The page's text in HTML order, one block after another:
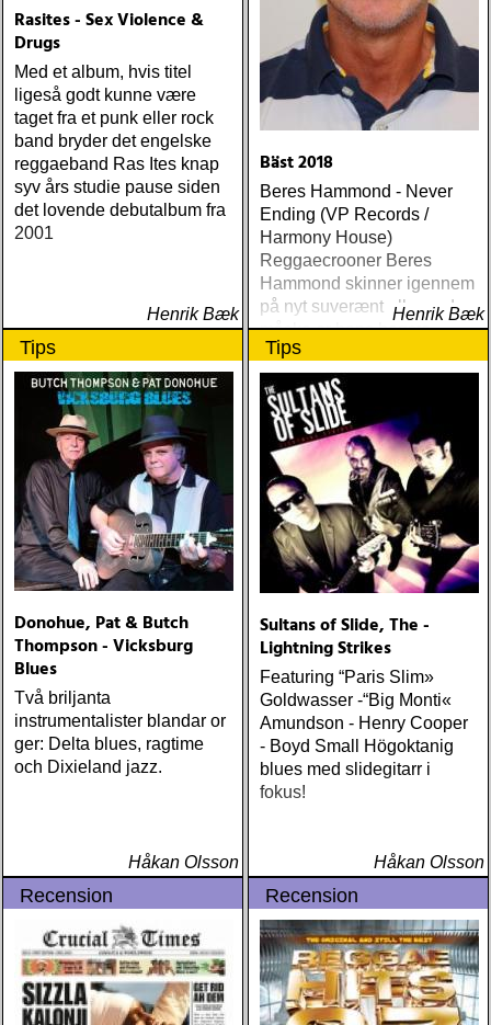
Rasites - Sex Violence &
Drugs
Med et album, hvis titel
ligeså godt kunne være
taget fra et punk eller rock
band bryder det engelske
reggaeband Ras Ites knap
syv års studie pause siden
det lovende debutalbum fra
2001
Henrik Bæk
Bäst 2018
Beres Hammond - Never
Ending (VP Records /
Harmony House)
Reggaecrooner Beres
Hammond skinner igennem
på nyt suverænt album, der
måske er hans bedste
gennem tiderne
Henrik Bæk
Tips
Donohue, Pat & Butch
Thompson - Vicksburg
Blues
Två briljanta
instrumentalister blandar or
ger: Delta blues, ragtime
och Dixieland jazz.
Håkan Olsson
Tips
Sultans of Slide, The -
Lightning Strikes
Featuring “Paris Slim»
Goldwasser -“Big Monti«
Amundson - Henry Cooper
- Boyd Small Högoktanig
blues med slidegitarr i
fokus!
Håkan Olsson
Recension Recension